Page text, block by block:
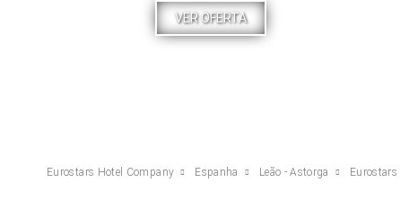
VER OFERTA
Eurostars Hotel Company Espanha Leão - Astorga Eurostars